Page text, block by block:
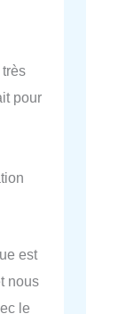
pour
est
nous
le